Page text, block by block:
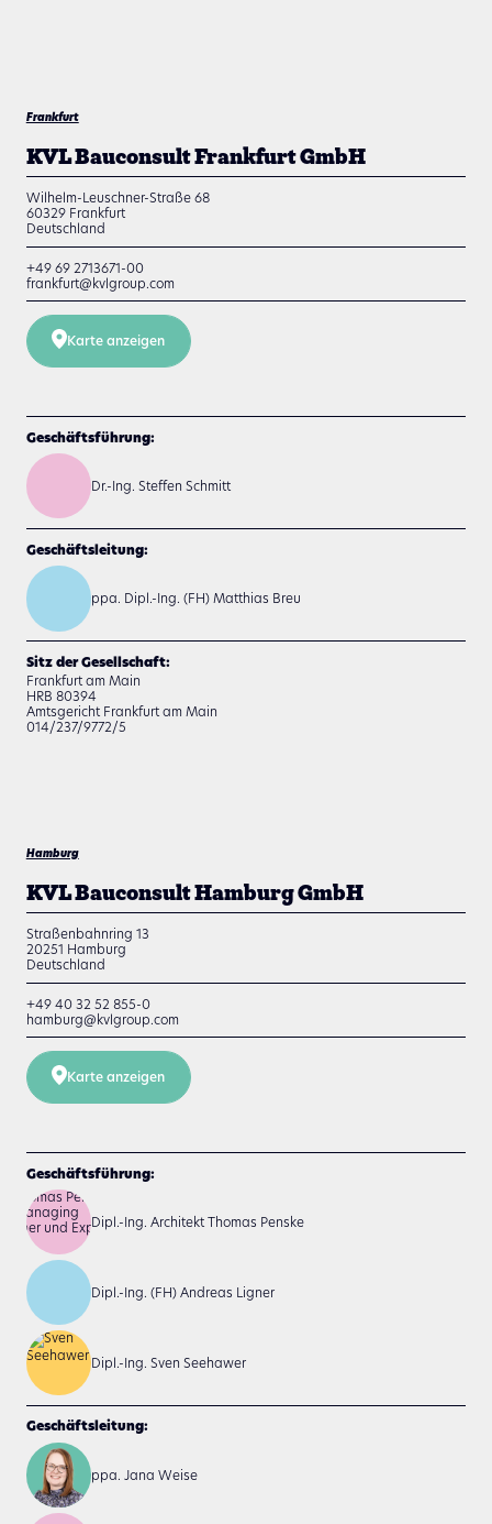
Frankfurt
KVL Bauconsult Frankfurt GmbH
Wilhelm-Leuschner-Straße 68
60329 Frankfurt
Deutschland
+49 69 2713671-00
frankfurt@kvlgroup.com
Karte anzeigen
Geschäftsführung:
Dr.-Ing. Steffen Schmitt
Geschäftsleitung:
ppa. Dipl.-Ing. (FH) Matthias Breu
Sitz der Gesellschaft:
Frankfurt am Main
HRB 80394
Amtsgericht Frankfurt am Main
014/237/9772/5
Hamburg
KVL Bauconsult Hamburg GmbH
Straßenbahnring 13
20251 Hamburg
Deutschland
+49 40 32 52 855-0
hamburg@kvlgroup.com
Karte anzeigen
Geschäftsführung:
Dipl.-Ing. Architekt Thomas Penske
Dipl.-Ing. (FH) Andreas Ligner
Dipl.-Ing. Sven Seehawer
Geschäftsleitung:
ppa. Jana Weise